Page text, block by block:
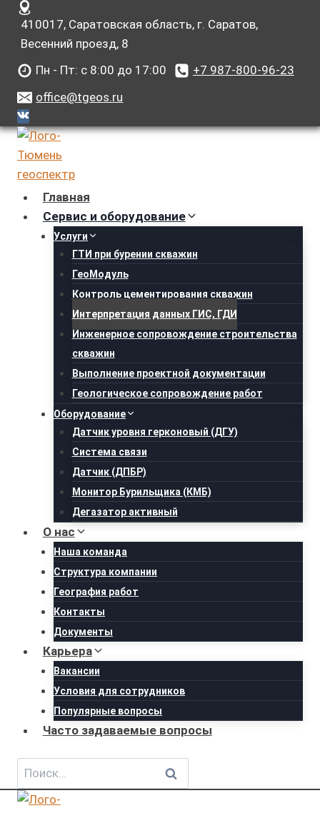
Перейти
содержанию
410017, Саратовская область, г. Саратов,
Весенний проезд, 8
Пн - Пт: с 8:00 до 17:00
+7 987-800-96-23
office@tgeos.ru
Главная
Сервис и оборудование
Услуги
ГТИ при бурении скважин
ГеоМодуль
Контроль цементирования скважин
Интерпретация данных ГИС, ГДИ
Инженерное сопровождение строительства
скважин
Выполнение проектной документации
Геологическое сопровождение работ
Оборудование
Датчик уровня герконовый (ДГУ)
Система связи
Датчик (ДПБР)
Монитор Бурильщика (КМБ)
Дегазатор активный
О нас
Наша команда
Структура компании
География работ
Контакты
Документы
Карьера
Вакансии
Условия для сотрудников
Популярные вопросы
Часто задаваемые вопросы
Найти: